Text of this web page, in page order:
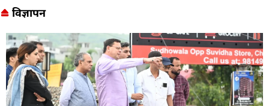
विज्ञापन